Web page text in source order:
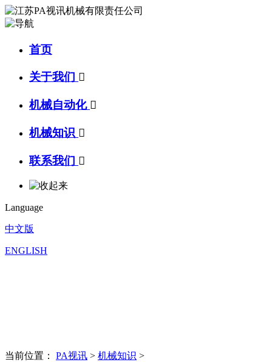
首页
关于我们 
机械自动化 
机械知识 
联系我们 
Language
中文版
ENGLISH
当前位置： PA视讯 > 机械知识 >